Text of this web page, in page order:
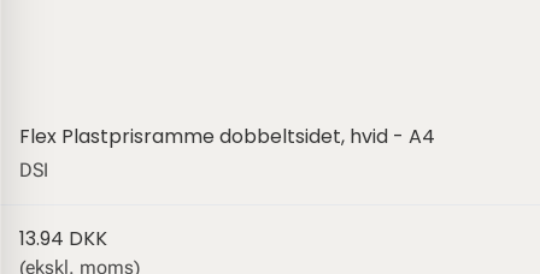
Flex Plastprisramme dobbeltsidet, hvid - A4
DSI
13.94 DKK
(ekskl. moms)